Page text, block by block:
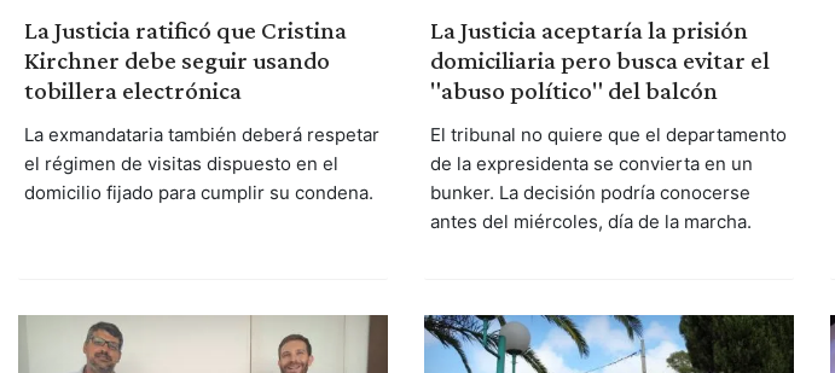
La Justicia ratificó que Cristina
Kirchner debe seguir usando
tobillera electrónica
La exmandataria también deberá respetar
el régimen de visitas dispuesto en el
domicilio fijado para cumplir su condena.
La Justicia aceptaría la prisión
domiciliaria pero busca evitar el
"abuso político" del balcón
El tribunal no quiere que el departamento
de la expresidenta se convierta en un
bunker. La decisión podría conocerse
antes del miércoles, día de la marcha.